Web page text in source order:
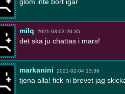
milq 2021-03-03 20:35
det ska ju chattas i mars!
markanini 2021-02-04 13:36
tjena alla! fick ni brevet jag